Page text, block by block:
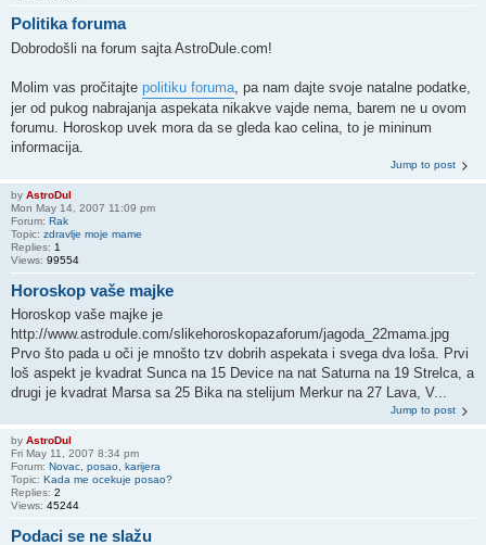
Politika foruma
Dobrodošli na forum sajta AstroDule.com!
Molim vas pročitajte politiku foruma , pa nam dajte svoje natalne podatke,
jer od pukog nabrajanja aspekata nikakve vajde nema, barem ne u ovom
forumu. Horoskop uvek mora da se gleda kao celina, to je mininum
informacija.
Jump to post
by AstroDul
Mon May 14, 2007 11:09 pm
Forum: Rak
Topic: zdravlje moje mame
Replies: 1
Views: 99554
Horoskop vaše majke
Horoskop vaše majke je
http://www.astrodule.com/slikehoroskopazaforum/jagoda_22mama.jpg
Prvo što pada u oči je mnošto tzv dobrih aspekata i svega dva loša. Prvi
loš aspekt je kvadrat Sunca na 15 Device na nat Saturna na 19 Strelca, a
drugi je kvadrat Marsa sa 25 Bika na stelijum Merkur na 27 Lava, V...
Jump to post
by AstroDul
Fri May 11, 2007 8:34 pm
Forum: Novac, posao, karijera
Topic: Kada me ocekuje posao?
Replies: 2
Views: 45244
Podaci se ne slažu